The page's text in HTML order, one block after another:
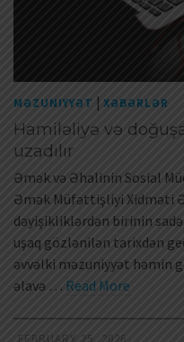
MƏZUNIYYƏT | XƏBƏRLƏR
Hamiləliyə və
uzadılır
Əmək və Əhalinin Sosial
Əmək Müfəttişliyi Xidməti
dəyişikliklərdən birinin sadə
uşaq gözlənilən tarixdən
əvvəlki məzuniyyət həmin
əlavə … Read More
FEBRUARY 25, 2026